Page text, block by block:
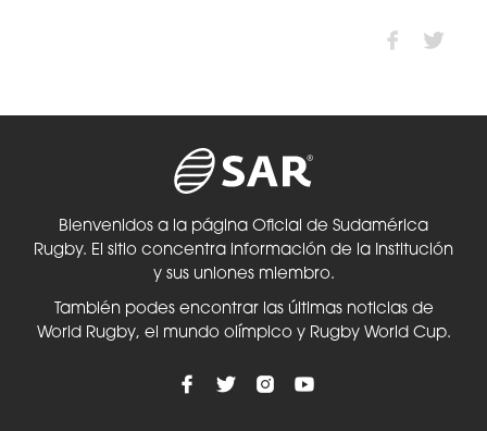
Bienvenidos a la página Oficial de Sudamérica
Rugby. El sitio concentra información de la Institución
y sus uniones miembro.
También podes encontrar las últimas noticias de
World Rugby, el mundo olímpico y Rugby World Cup.